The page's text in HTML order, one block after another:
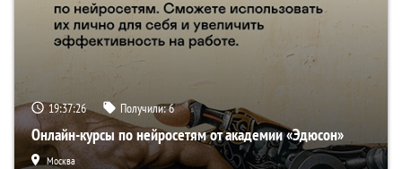
19:37:25 Получили:6
Онлайн-курсы по нейросетям от академии «Эдюсон»
Москва